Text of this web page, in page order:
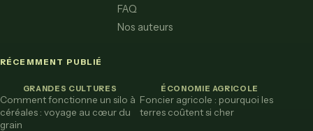
FAQ
Nos auteurs
RÉCEMMENT PUBLIÉ
GRANDES CULTURES
Comment fonctionne un silo à
céréales : voyage au cœur du
grain
ÉCONOMIE AGRICOLE
Foncier agricole : pourquoi les
terres coûtent si cher